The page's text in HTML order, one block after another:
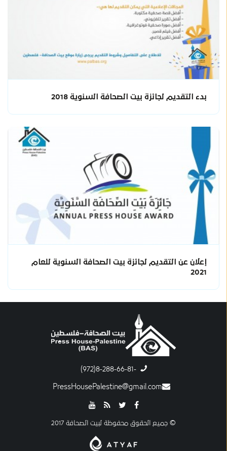
بدء التقديم لجائزة بيت الصحافة السنوية 2018
إعلان عن التقديم لجائزة بيت الصحافة السنوية للعام
2021
-8-288-66-81(972)
PressHousePalestine@gmail.com
© جميع الحقوق محفوظة لبيت الصحافة 2017